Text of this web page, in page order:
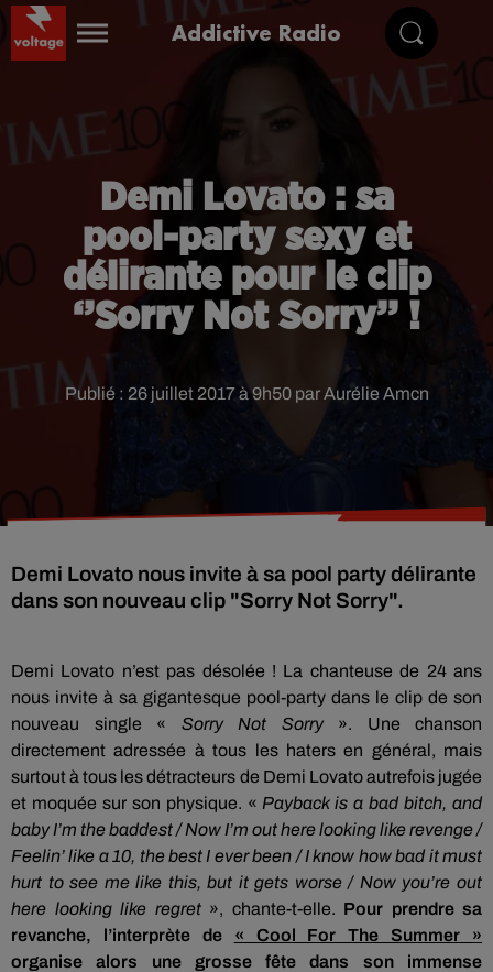
Addictive Radio
Demi Lovato : sa
pool-party sexy et
délirante pour le clip
‘’Sorry Not Sorry’’ !
Publié : 26 juillet 2017 à 9h50 par Aurélie Amcn
Demi Lovato nous invite à sa pool party délirante
dans son nouveau clip "Sorry Not Sorry".
Demi Lovato n’est pas désolée ! La chanteuse de 24 ans
nous invite à sa gigantesque pool-party dans le clip de son
nouveau single « Sorry Not Sorry ». Une chanson
directement adressée à tous les haters en général, mais
surtout à tous les détracteurs de Demi Lovato autrefois jugée
et moquée sur son physique. « Payback is a bad bitch, and
baby I’m the baddest / Now I’m out here looking like revenge /
Feelin’ like a 10, the best I ever been / I know how bad it must
hurt to see me like this, but it gets worse / Now you’re out
here looking like regret», chante-t-elle. Pour prendre sa
revanche, l’interprète de « Cool For The Summer »
organise alors une grosse fête dans son immense